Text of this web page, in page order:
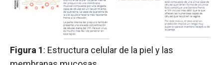
Figura 1: Estructura celular de la piel y las